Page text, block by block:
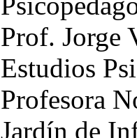
Prof. Jorge
Estudios
Profesora
Jardín de